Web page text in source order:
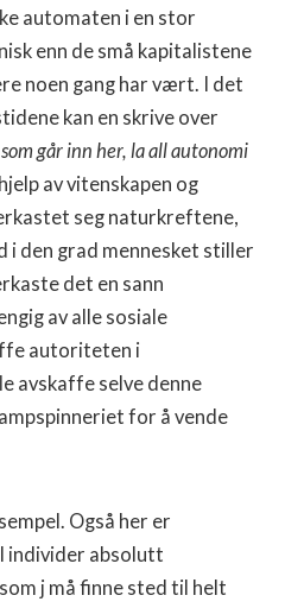
automaten i en stor
enn de små kapitalistene
noen gang har vært. I det
kan en skrive over
går inn her, la all autonomi
av vitenskapen og
seg naturkreftene,
i den grad mennesket stiller
det en sann
av alle sosiale
autoriteten i
avskaffe selve denne
for å vende
Også her er
individer absolutt
j må finne sted til helt